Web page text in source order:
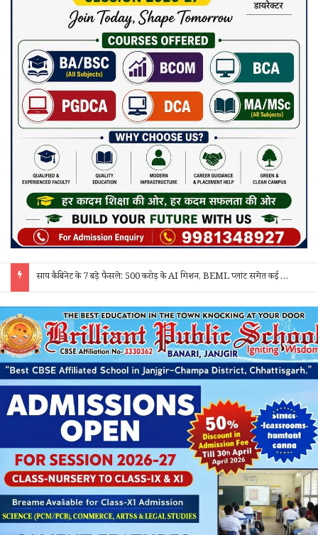
साय कैबिनेट के 7 बड़े फैसले: 500 करोड़ के AI मिशन, BEML प्लांट समेत कई अहम प्रस्तावों को मंजूरी